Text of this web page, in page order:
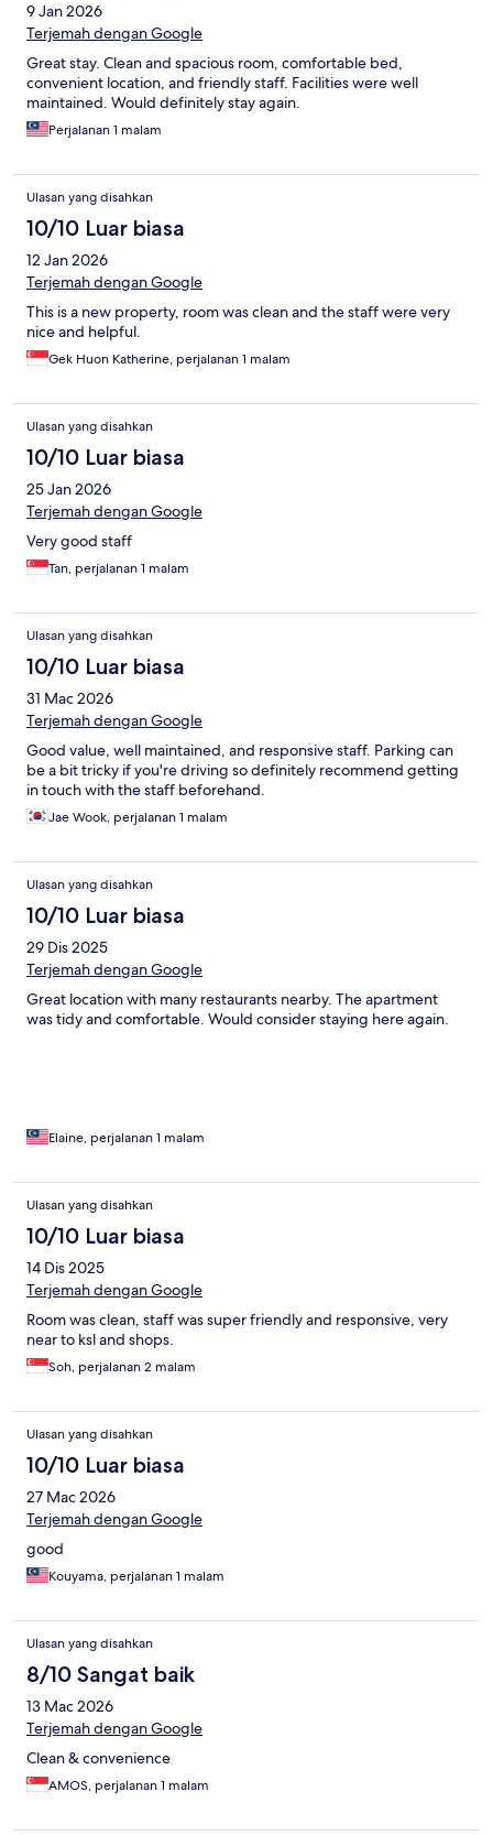
9 Jan 2026
Terjemah dengan Google
Great stay. Clean and spacious room, comfortable bed,
convenient location, and friendly staff. Facilities were well
maintained. Would definitely stay again.
Perjalanan 1 malam
Ulasan yang disahkan
10/10 Luar biasa
12 Jan 2026
Terjemah dengan Google
This is a new property, room was clean and the staff were very
nice and helpful.
Gek Huon Katherine, perjalanan 1 malam
Ulasan yang disahkan
10/10 Luar biasa
25 Jan 2026
Terjemah dengan Google
Very good staff
Tan, perjalanan 1 malam
Ulasan yang disahkan
10/10 Luar biasa
31 Mac 2026
Terjemah dengan Google
Good value, well maintained, and responsive staff. Parking can
be a bit tricky if you're driving so definitely recommend getting
in touch with the staff beforehand.
Jae Wook, perjalanan 1 malam
Ulasan yang disahkan
10/10 Luar biasa
29 Dis 2025
Terjemah dengan Google
Great location with many restaurants nearby. The apartment
was tidy and comfortable. Would consider staying here again.
Elaine, perjalanan 1 malam
Ulasan yang disahkan
10/10 Luar biasa
14 Dis 2025
Terjemah dengan Google
Room was clean, staff was super friendly and responsive, very
near to ksl and shops.
Soh, perjalanan 2 malam
Ulasan yang disahkan
10/10 Luar biasa
27 Mac 2026
Terjemah dengan Google
good
Kouyama, perjalanan 1 malam
Ulasan yang disahkan
8/10 Sangat baik
13 Mac 2026
Terjemah dengan Google
Clean & convenience
AMOS, perjalanan 1 malam